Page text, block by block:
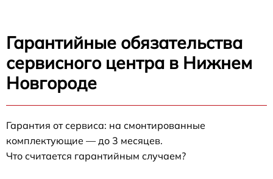
Гарантийные обязательства
сервисного центра в Нижнем
Новгороде
Гарантия от сервиса: на смонтированные
комплектующие — до 3 месяцев.
Что считается гарантийным случаем?